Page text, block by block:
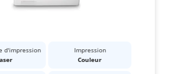
d'impression
Impression
Couleur